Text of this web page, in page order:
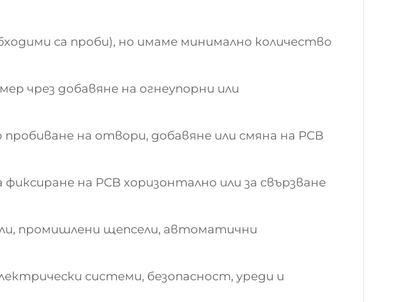
са проби), но имаме минимално количество
чрез добавяне на огнеупорни или
на отвори, добавяне или смяна на PCB
на PCB хоризонтално или за свързване
промишлени щепсели, автоматични
системи, безопасност, уреди и